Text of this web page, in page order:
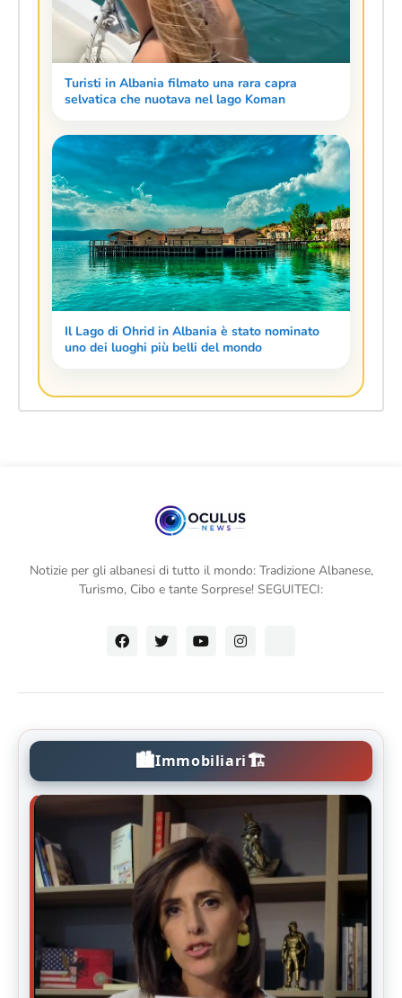
Turisti in Albania filmato una rara capra
selvatica che nuotava nel lago Koman
Il Lago di Ohrid in Albania è stato nominato
uno dei luoghi più belli del mondo
Notizie per gli albanesi di tutto il mondo: Tradizione Albanese,
Turismo, Cibo e tante Sorprese! SEGUITECI:
🏙️Immobiliari🏗️